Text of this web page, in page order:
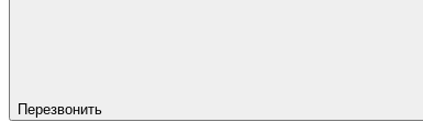
Перезвонить